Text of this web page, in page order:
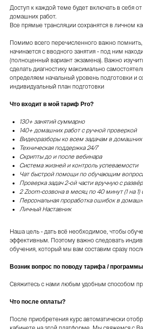
Доступ к каждой теме будет включать в себя от
домашних работ.
Все прямые трансляции сохранятся в личном
Помимо всего перечисленного важно помнить,
начинается с вводного занятия - под ним
(полноценный вариант экзамена). Важно
сделать диагностику максимально
определяем начальный уровень подготовки и
индивидуальный план подготовки
Что входит в мой тариф Pro?
130+ занятий суммарно
140+ домашних работ с ручной проверкой
Видеоразборы ко всем задачам в домашних
Техническая поддержка 24/7
Скрипты до и после вебинара
Система жизней и контроль успеваемости
Чат быстрой помощи по обучающим
Проверка задач 2-ой части вручную с
2 Zoom-созвона в месяц по 40 минут (1 на
Персональная проработка ошибок в
Личный Наставник
Наша цель - дать всё необходимое, чтобы
эффективным. Поэтому важно следовать
обучения, который мы вам составим сразу
Возник вопрос по поводу тарифа /
Свяжитесь с нами любым удобным способом
Что после оплаты?
После приобретения курс автоматически